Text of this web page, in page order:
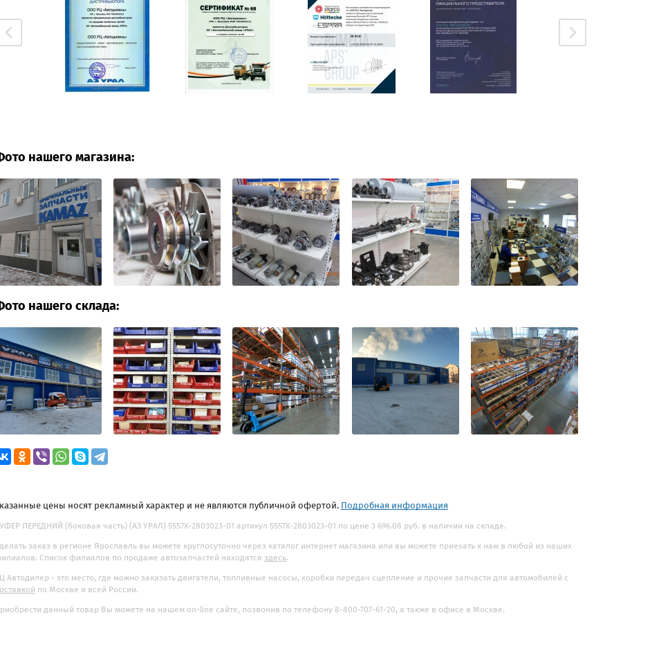
нашего магазина:
нашего склада:
цены носят рекламный характер и не являются публичной офертой. Подробная информация
ПЕРЕДНИЙ (боковая часть) (АЗ УРАЛ) 5557Х-2803023-01 артикул 5557Х-2803023-01 по цене 3 696.08 руб. в наличии на складе.
заказ в регионе Ярославль вы можете круглосуточно через каталог интернет магазина или вы можете приехать к нам в любой из наших
Список филиалов по продаже автозапчастей находятся здесь.
Автодилер - это место, где можно заказать двигатели, топливные насосы, коробки передач сцепление и прочие запчасти для автомобилей с
по Москве и всей России.
данный товар Вы можете на нашем on-line сайте, позвонив по телефону 8-800-707-61-20, а также в офисе в Москве.